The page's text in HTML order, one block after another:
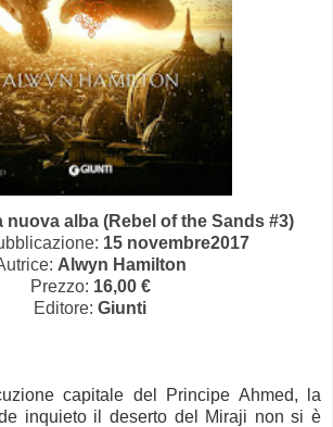
nuova alba (Rebel of the Sands #3)
15 novembre2017
Alwyn Hamilton
Prezzo: 16,00 €
Editore: Giunti
capitale del Principe Ahmed, la
inquieto il deserto del Miraji non si è